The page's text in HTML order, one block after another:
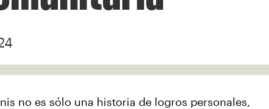
no es sólo una historia de logros personales,